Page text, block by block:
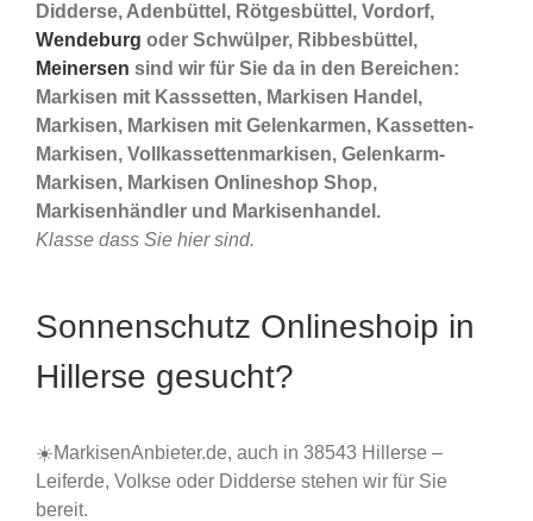
Didderse, Adenbüttel, Rötgesbüttel, Vordorf,
Wendeburg oder Schwülper, Ribbesbüttel,
Meinersen sind wir für Sie da in den Bereichen:
Markisen mit Kasssetten, Markisen Handel,
Markisen, Markisen mit Gelenkarmen, Kassetten-
Markisen, Vollkassettenmarkisen, Gelenkarm-
Markisen, Markisen Onlineshop Shop,
Markisenhändler und Markisenhandel.
Klasse dass Sie hier sind.
Sonnenschutz Onlineshoip in
Hillerse gesucht?
☀️MarkisenAnbieter.de, auch in 38543 Hillerse –
Leiferde, Volkse oder Didderse stehen wir für Sie
bereit.